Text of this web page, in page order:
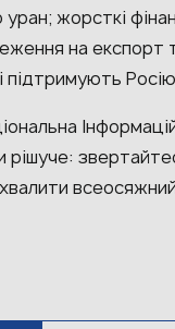
жорсткі
на експорт
підтримують
рішуче:
всеосяжний